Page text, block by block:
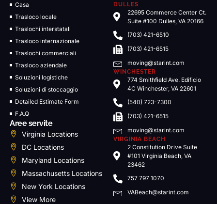
Casa
Trasloco locale
Traslochi interstatali
Trasloco internazionale
Traslochi commerciali
Trasloco aziendale
Soluzioni logistiche
Soluzioni di stoccaggio
Detailed Estimate Form
F.A.Q
Aree servite
Virginia Locations
DC Locations
Maryland Locations
Massachusetts Locations
New York Locations
View More
DULLES
22695 Commerce Center Ct.
Suite #100 Dulles, VA 20166
(703) 421-6510
(703) 421-6515
moving@starint.com
WINCHESTER
774 Smithfield Ave. Edificio
4C Winchester, VA 22601
(540) 723-7300
(703) 421-6515
moving@starint.com
VIRGINIA BEACH
2 Constitution Drive Suite
#101 Virginia Beach, VA
23462
757 797 1070
VABeach@starint.com